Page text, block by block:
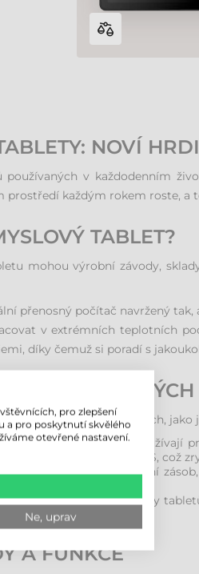
NOVÍ
v každodenním
každým rokem roste, a
TABLET?
mohou výrobní závody,
přenosný počítač navržený
v extrémních teplotních
díky čemuž si poradí s
PRŮMYSLOVÝCH
výhody v mnoha odvětvích,
procesech se tablety používají
se systémy ERP/MES, což
přesné sledování
technické výkresy jsou díky
realizace.
A FUNKCE
pro zlepšení
a pro poskytnutí skvělého
otevřené nastavení.
Ne, uprav